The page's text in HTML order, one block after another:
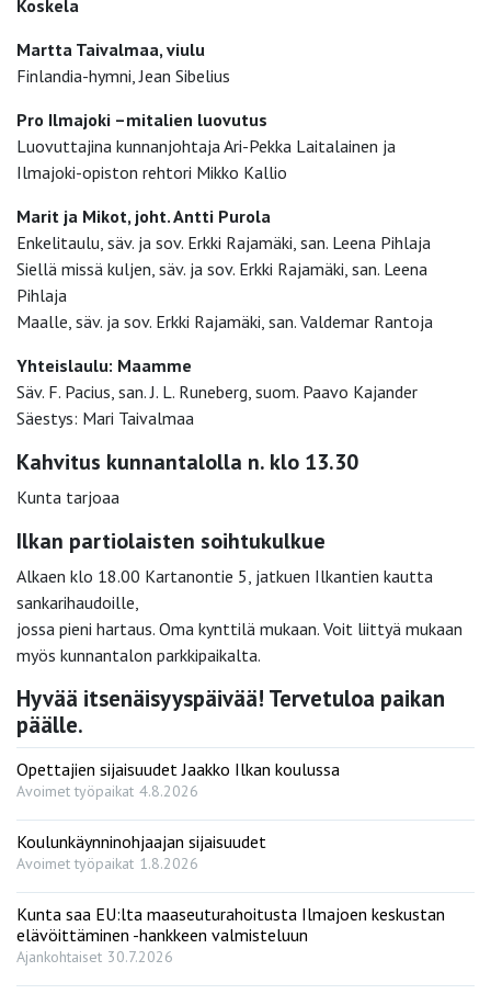
Koskela
Martta Taivalmaa, viulu
Finlandia-hymni, Jean Sibelius
Pro Ilmajoki –mitalien luovutus
Luovuttajina kunnanjohtaja Ari-Pekka Laitalainen ja
Ilmajoki-opiston rehtori Mikko Kallio
Marit ja Mikot, joht. Antti Purola
Enkelitaulu, säv. ja sov. Erkki Rajamäki, san. Leena Pihlaja
Siellä missä kuljen, säv. ja sov. Erkki Rajamäki, san. Leena
Pihlaja
Maalle, säv. ja sov. Erkki Rajamäki, san. Valdemar Rantoja
Yhteislaulu: Maamme
Säv. F. Pacius, san. J. L. Runeberg, suom. Paavo Kajander
Säestys: Mari Taivalmaa
Kahvitus kunnantalolla n. klo 13.30
Kunta tarjoaa
Ilkan partiolaisten soihtukulkue
Alkaen klo 18.00 Kartanontie 5, jatkuen Ilkantien kautta
sankarihaudoille,
jossa pieni hartaus. Oma kynttilä mukaan. Voit liittyä mukaan
myös kunnantalon parkkipaikalta.
Hyvää itsenäisyyspäivää! Tervetuloa paikan
päälle.
Opettajien sijaisuudet Jaakko Ilkan koulussa
Avoimet työpaikat 4.8.2026
Koulunkäynninohjaajan sijaisuudet
Avoimet työpaikat 1.8.2026
Kunta saa EU:lta maaseuturahoitusta Ilmajoen keskustan
elävöittäminen -hankkeen valmisteluun
Ajankohtaiset 30.7.2026